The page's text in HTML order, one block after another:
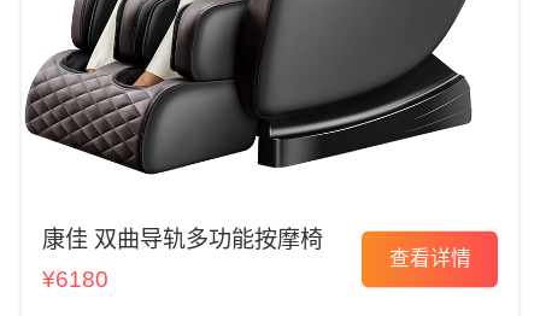
康佳 双曲导轨多功能按摩椅
¥6180
查看详情